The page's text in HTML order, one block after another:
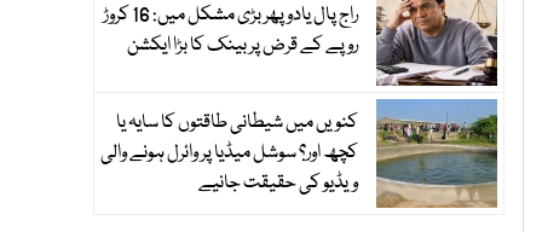
راج پال یادو پھر بڑی مشکل میں: 16 کروڑ
روپے کے قرض پر بینک کا بڑا ایکشن
کنویں میں شیطانی طاقتوں کا سایہ یا
کچھ اور؟ سوشل میڈیا پر وائرل ہونے والی
ویڈیو کی حقیقت جانیے